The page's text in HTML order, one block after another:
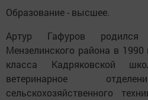
Образование - высшее.
Артур Гафуров
Мензелинского района в
класса Кадряковской
ветеринарное
сельскохозяйственного